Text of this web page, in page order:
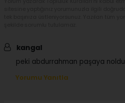
kangal
peki abdurrahman paşaya noldu
Yorumu Yanıtla